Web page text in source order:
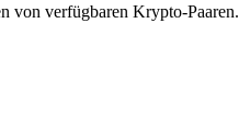
von verfügbaren Krypto-Paaren.